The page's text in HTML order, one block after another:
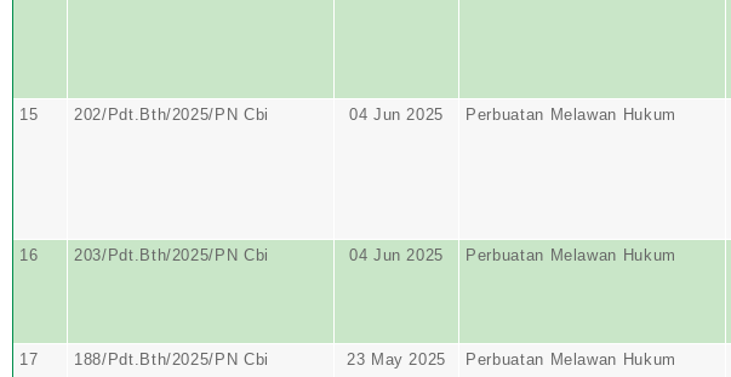
15 202/Pdt.Bth/2025/PN Cbi 04 Jun 2025 Perbuatan Melawan Hukum
16 203/Pdt.Bth/2025/PN Cbi 04 Jun 2025 Perbuatan Melawan Hukum
17 188/Pdt.Bth/2025/PN Cbi 23 May 2025 Perbuatan Melawan Hukum